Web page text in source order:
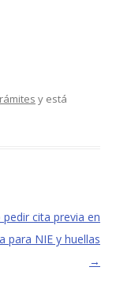
y está
cita previa en
para NIE y huellas
→